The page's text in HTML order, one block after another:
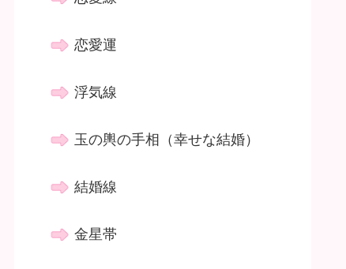
恋愛運
浮気線
玉の輿の手相（幸せな結婚）
結婚線
金星帯